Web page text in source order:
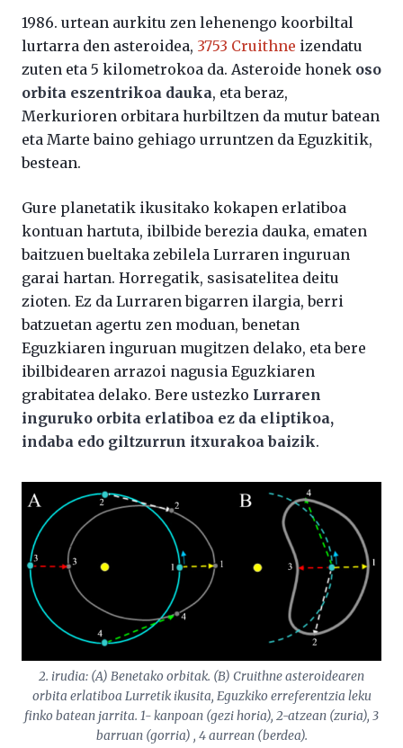
1986. urtean aurkitu zen lehenengo koorbiltal
lurtarra den asteroidea, 3753 Cruithne izendatu
zuten eta 5 kilometrokoa da. Asteroide honek oso
orbita eszentrikoa dauka, eta beraz,
Merkurioren orbitara hurbiltzen da mutur batean
eta Marte baino gehiago urruntzen da Eguzkitik,
bestean.
Gure planetatik ikusitako kokapen erlatiboa
kontuan hartuta, ibilbide berezia dauka, ematen
baitzuen bueltaka zebilela Lurraren inguruan
garai hartan. Horregatik, sasisatelitea deitu
zioten. Ez da Lurraren bigarren ilargia, berri
batzuetan agertu zen moduan, benetan
Eguzkiaren inguruan mugitzen delako, eta bere
ibilbidearen arrazoi nagusia Eguzkiaren
grabitatea delako. Bere ustezko Lurraren
inguruko orbita erlatiboa ez da eliptikoa,
indaba edo giltzurrun itxurakoa baizik.
2. irudia: (A) Benetako orbitak. (B) Cruithne asteroidearen
orbita erlatiboa Lurretik ikusita, Eguzkiko erreferentzia leku
finko batean jarrita. 1- kanpoan (gezi horia), 2-atzean (zuria), 3
barruan (gorria) , 4 aurrean (berdea).